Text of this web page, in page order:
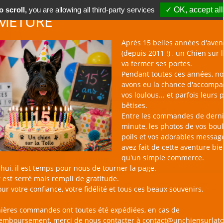
Après 15 belles années
(depuis 2011 !) , un Chien sur
va fermer ses portes.
Pendant toutes ces années,
avons eu la chance
vos loulous... et parfois leurs
bêtises.
Entre les commandes de
minute, les photos de vos
poils et vos adorables
avez fait de cette aventure
qu'un simple commerce.
il est temps pour nous de tourner la page.
est serré mais rempli de gratitude.
votre confiance, votre fidélité et tous ces beaux souvenirs.
commandes ont toutes été expédiées, en cas de
merci de nous contacter à
NAC NOUVEAUTÉS BLOG CONTACT
un Chien sur la Toile Sacs
Sac à dos “BackPack Carrier” -
69,90 €
scroll,you are allowing all third-party services ✓ OK, accept all